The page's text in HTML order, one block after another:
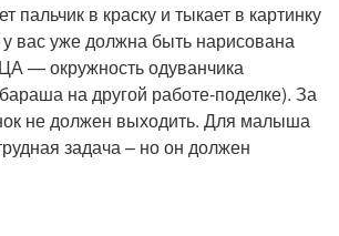
в краску и тыкает в картинку
вас уже должна быть нарисована
— окружность одуванчика
на другой работе-поделке). За
не должен выходить. Для малыша
задача – но он должен